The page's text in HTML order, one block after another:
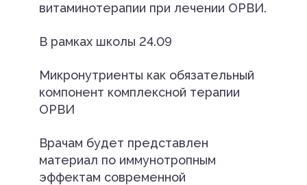
витаминотерапии при лечении ОРВИ.
В рамках школы 24.09
Микронутриенты как обязательный
компонент комплексной терапии
ОРВИ
Врачам будет представлен
материал по иммунотропным
эффектам современной